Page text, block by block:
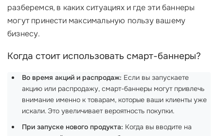
разберемся, в каких ситуациях и где эти баннеры
могут принести максимальную пользу вашему
бизнесу.
Когда стоит использовать смарт-баннеры?
Во время акций и распродаж: Если вы запускаете
акцию или распродажу, смарт-баннеры могут привлечь
внимание именно к товарам, которые ваши клиенты уже
искали. Это увеличивает вероятность покупки.
При запуске нового продукта: Когда вы вводите на